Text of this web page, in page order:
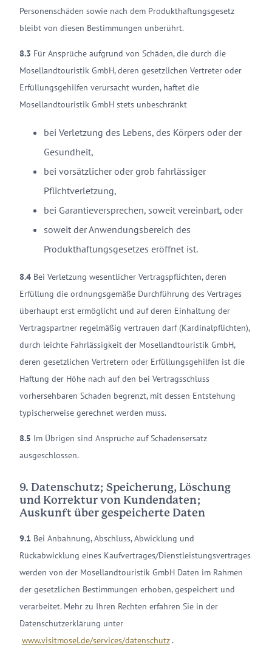
Personenschäden sowie nach dem Produkthaftungsgesetz
bleibt von diesen Bestimmungen unberührt.
8.3 Für Ansprüche aufgrund von Schäden, die durch die
Mosellandtouristik GmbH, deren gesetzlichen Vertreter oder
Erfüllungsgehilfen verursacht wurden, haftet die
Mosellandtouristik GmbH stets unbeschränkt
bei Verletzung des Lebens, des Körpers oder der
Gesundheit,
bei vorsätzlicher oder grob fahrlässiger
Pflichtverletzung,
bei Garantieversprechen, soweit vereinbart, oder
soweit der Anwendungsbereich des
Produkthaftungsgesetzes eröffnet ist.
8.4 Bei Verletzung wesentlicher Vertragspflichten, deren
Erfüllung die ordnungsgemäße Durchführung des Vertrages
überhaupt erst ermöglicht und auf deren Einhaltung der
Vertragspartner regelmäßig vertrauen darf (Kardinalpflichten),
durch leichte Fahrlässigkeit der Mosellandtouristik GmbH,
deren gesetzlichen Vertretern oder Erfüllungsgehilfen ist die
Haftung der Höhe nach auf den bei Vertragsschluss
vorhersehbaren Schaden begrenzt, mit dessen Entstehung
typischerweise gerechnet werden muss.
8.5 Im Übrigen sind Ansprüche auf Schadensersatz
ausgeschlossen.
9. Datenschutz; Speicherung, Löschung
und Korrektur von Kundendaten;
Auskunft über gespeicherte Daten
9.1 Bei Anbahnung, Abschluss, Abwicklung und
Rückabwicklung eines Kaufvertrages/Dienstleistungsvertrages
werden von der Mosellandtouristik GmbH Daten im Rahmen
der gesetzlichen Bestimmungen erhoben, gespeichert und
verarbeitet. Mehr zu Ihren Rechten erfahren Sie in der
Datenschutzerklärung unter
www.visitmosel.de/services/datenschutz.